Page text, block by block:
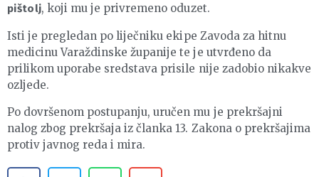
pištolj, koji mu je privremeno oduzet.
Isti je pregledan po liječniku ekipe Zavoda za hitnu
medicinu Varaždinske županije te je utvrđeno da
prilikom uporabe sredstava prisile nije zadobio nikakve
ozljede.
Po dovršenom postupanju, uručen mu je prekršajni
nalog zbog prekršaja iz članka 13. Zakona o prekršajima
protiv javnog reda i mira.